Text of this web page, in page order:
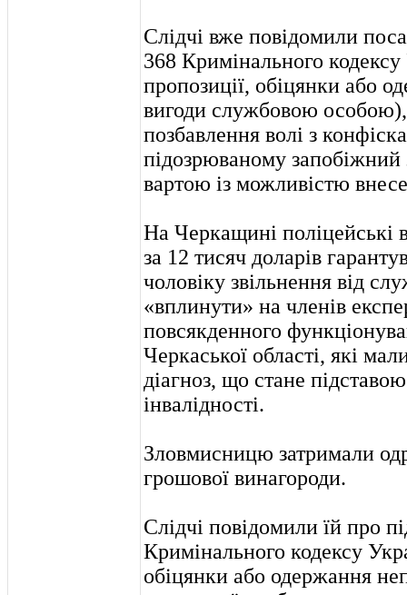
Слідчі вже повідомили
368 Кримінального
пропозиції, обіцянки або
вигоди службовою
позбавлення волі з
підозрюваному запобіжний
вартою із можливістю
На Черкащині поліцейські
за 12 тисяч доларів
чоловіку звільнення від
«вплинути» на членів
повсякденного
Черкаської області, які
діагноз, що стане
інвалідності.
Зловмисницю затримали
грошової винагороди.
Слідчі повідомили їй про
Кримінального кодексу
обіцянки або одержання